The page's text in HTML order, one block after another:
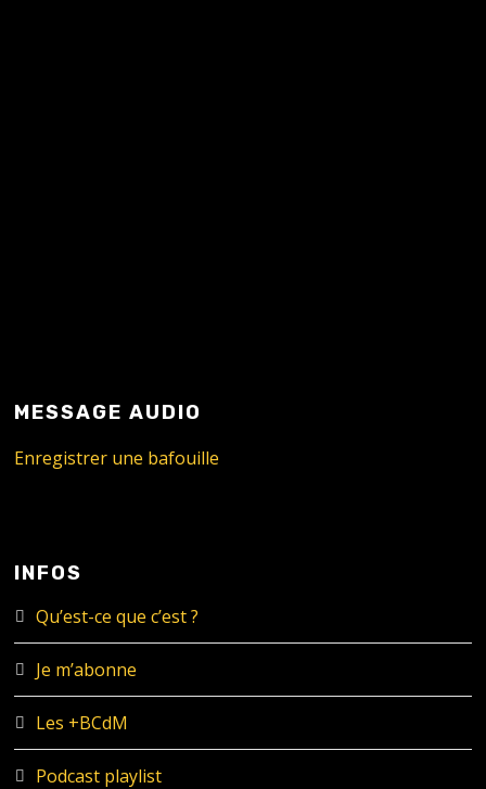
MESSAGE AUDIO
Enregistrer une bafouille
INFOS
Qu’est-ce que c’est ?
Je m’abonne
Les +BCdM
Podcast playlist